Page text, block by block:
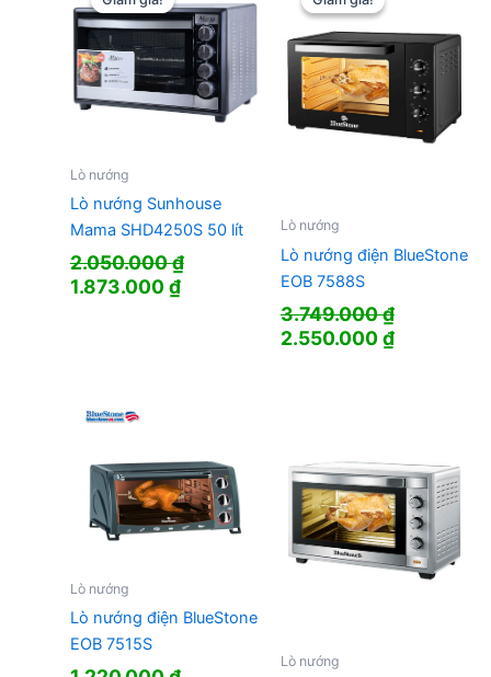
Lò nướng
Lò nướng Sunhouse
Mama SHD4250S 50 lít
2.050.000₫
Giá
1.873.000₫Giá
Lò nướng
Lò nướng điện BlueStone
EOB 7588S
3.749.000₫
Giá
2.550.000₫Giá
Lò nướng
Lò nướng điện BlueStone
EOB 7515S
Lò nướng